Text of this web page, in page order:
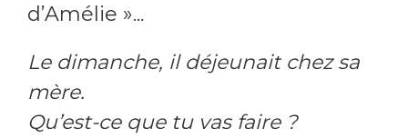
d’Amélie »...
Le dimanche, il déjeunait chez sa
mère.
Qu’est-ce que tu vas faire ?